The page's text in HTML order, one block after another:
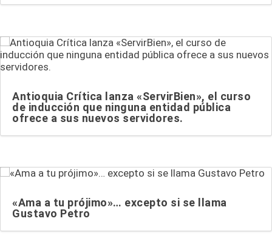
Antioquia Crítica lanza «ServirBien», el curso
de inducción que ninguna entidad pública
ofrece a sus nuevos servidores.
«Ama a tu prójimo»… excepto si se llama
Gustavo Petro